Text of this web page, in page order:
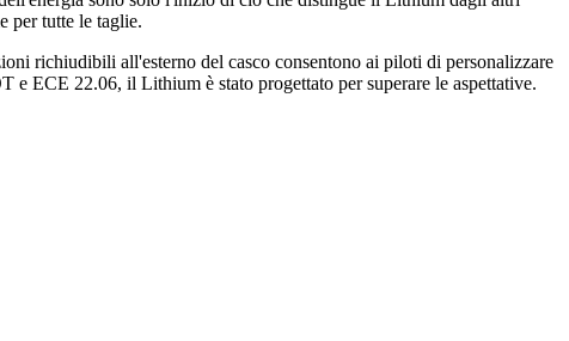
per tutte le taglie.
richiudibili all'esterno del casco consentono ai piloti di personalizzare
ECE 22.06, il Lithium è stato progettato per superare le aspettative.